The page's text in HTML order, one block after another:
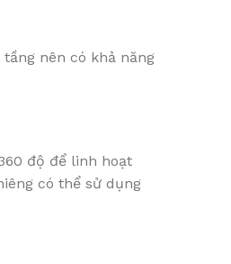
nên có khả năng
độ để linh hoạt
có thể sử dụng